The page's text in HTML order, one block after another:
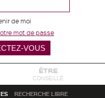
de moi
mot de passe
ÊTRE
CONSEILLÉ
RECHERCHE LIBRE